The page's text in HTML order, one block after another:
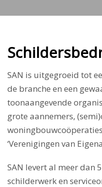
SAN is uitgegroeid tot
de branche en een
toonaangevende
grote aannemers,
‘Verenigingen van
SAN levert al meer dan
schilderwerk en